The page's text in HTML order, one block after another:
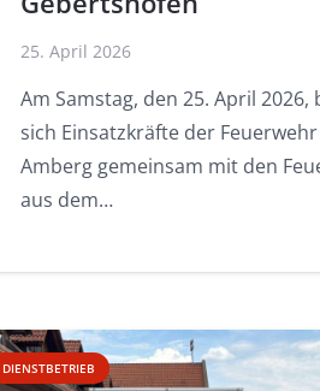
25. April 2026
Am Samstag, den 25. April 2026,
sich Einsatzkräfte der
Amberg gemeinsam mit den
aus dem…
DIENSTBETRIEB